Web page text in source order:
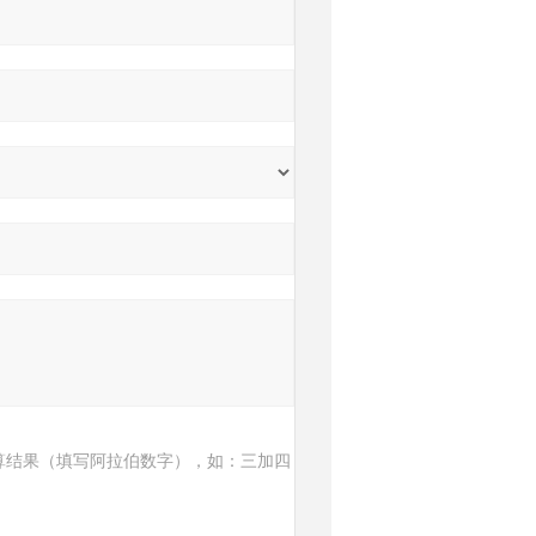
结果（填写阿拉伯数字），如：三加四